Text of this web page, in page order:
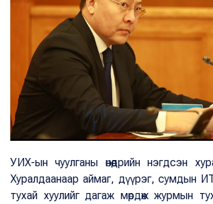
УИХ-ын чуулганы өнөөдрийн нэгдсэн
Хуралдаанаар аймаг, дүүрэг, сумдын
тухай хуулийг дагаж мөрдөж журмын